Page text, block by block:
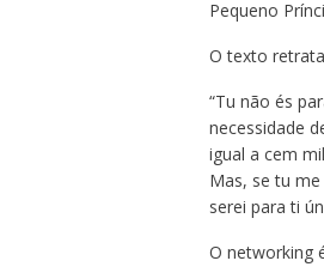
Pequeno
O texto
“Tu não és
necessidade
igual a cem
Mas, se tu
serei para ti
O networking